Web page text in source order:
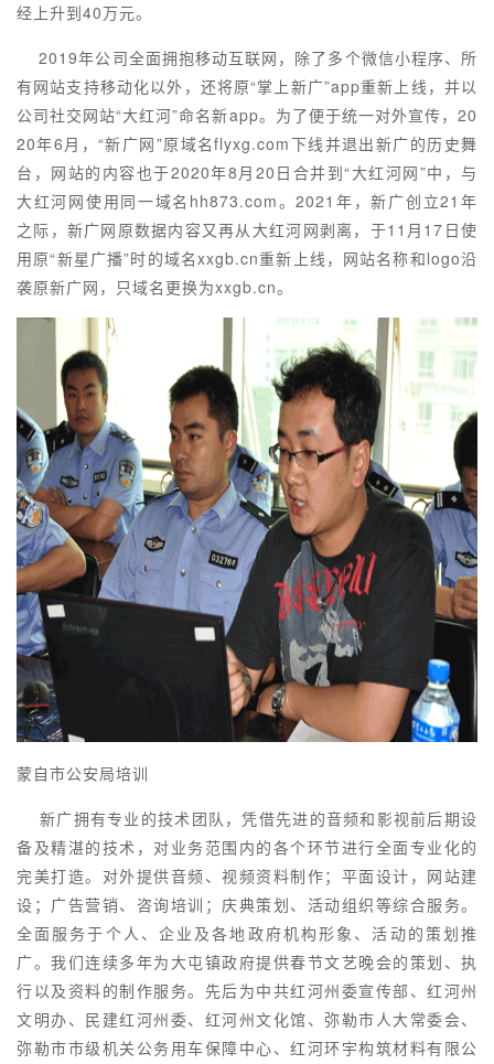
经上升到40万元。
2019年公司全面拥抱移动互联网，除了多个微信小程序、所
有网站支持移动化以外，还将原“掌上新广”app重新上线，并以
公司社交网站“大红河”命名新app。为了便于统一对外宣传，20
20年6月，“新广网”原域名flyxg.com下线并退出新广的历史舞
台，网站的内容也于2020年8月20日合并到“大红河网”中，与
大红河网使用同一域名hh873.com。2021年，新广创立21年
之际，新广网原数据内容又再从大红河网剥离，于11月17日使
用原“新星广播”时的域名xxgb.cn重新上线，网站名称和logo沿
袭原新广网，只域名更换为xxgb.cn。
蒙自市公安局培训
新广拥有专业的技术团队，凭借先进的音频和影视前后期设
备及精湛的技术，对业务范围内的各个环节进行全面专业化的
完美打造。对外提供音频、视频资料制作；平面设计，网站建
设；广告营销、咨询培训；庆典策划、活动组织等综合服务。
全面服务于个人、企业及各地政府机构形象、活动的策划推
广。我们连续多年为大屯镇政府提供春节文艺晚会的策划、执
行以及资料的制作服务。先后为中共红河州委宣传部、红河州
文明办、民建红河州委、红河州文化馆、弥勒市人大常委会、
弥勒市市级机关公务用车保障中心、红河环宇构筑材料有限公